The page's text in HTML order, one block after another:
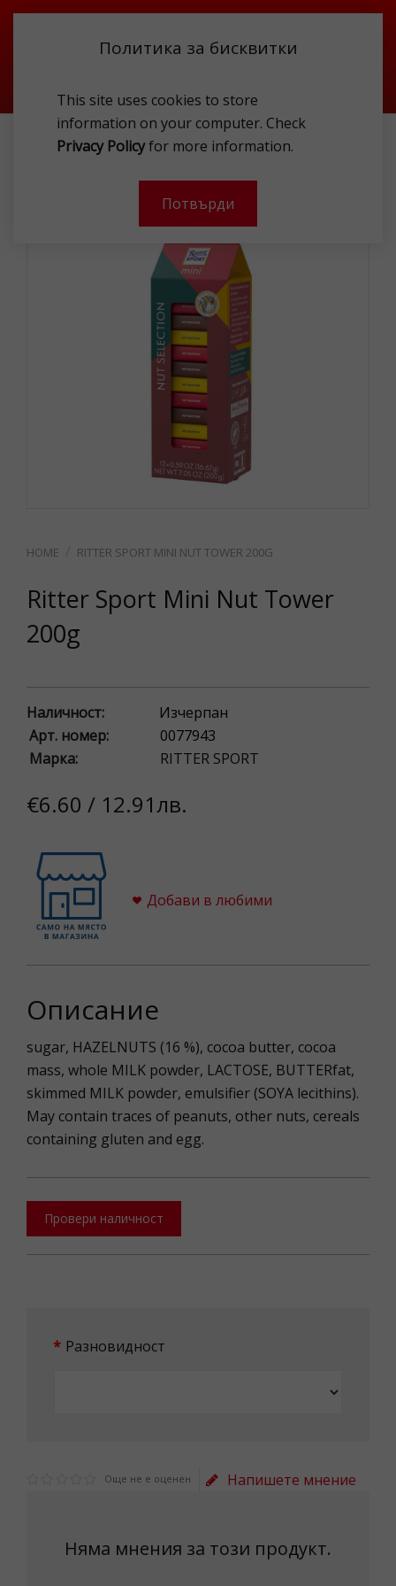
Политика за бисквитки
This site uses cookies to store
information on your computer. Check
Privacy Policyfor more information.
Потвърди
RITTER SPORT MINI NUT TOWER 200G
RITTER SPORT MINI NUT TOWER 200G
Ritter Sport Mini Nut Tower
200g
Наличност:
Изчерпан
Арт. номер:
0077943
Марка:
RITTER SPORT
€6.60 / 12.91лв.
Добави в любими
Описание
sugar, HAZELNUTS (16 %), cocoa butter, cocoa
mass, whole MILK powder, LACTOSE, BUTTERfat,
skimmed MILK powder, emulsifier (SOYA lecithins).
May contain traces of peanuts, other nuts, cereals
containing gluten and egg.
Провери наличност
Разновидност
Още не е оценен Напишете мнение
Няма мнения за този продукт.